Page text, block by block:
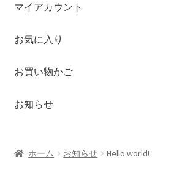
ン
ス
ッ
ス
ッ
マイアカウント
お気に入り
お買い物かご
お知らせ
ホーム お知らせ Hello world!